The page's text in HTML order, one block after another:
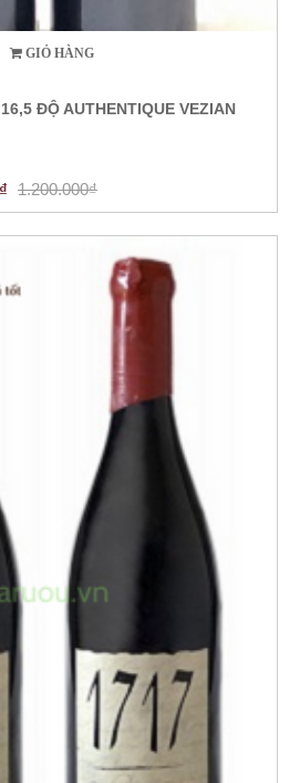
GIỎ HÀNG
ĐỘ AUTHENTIQUE VEZIAN
1.200.000₫